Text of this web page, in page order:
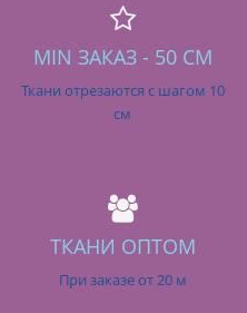
MIN ЗАКАЗ - 50 СМ
Ткани отрезаются с шагом 10
см
ТКАНИ ОПТОМ
При заказе от 20 м